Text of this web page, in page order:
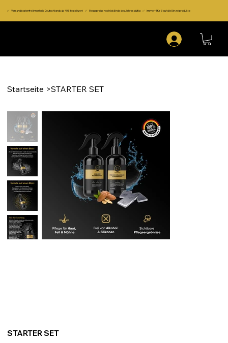
✅ Versandkostenfrei innerhalb Deutschlands ab 40€ Bestellwert ✅ Messepreise noch bis Ende des Jahres gültig ✅ Immer 4 für 3 auf alle Einzelprodukte
Startseite >STARTER SET
STARTER SET